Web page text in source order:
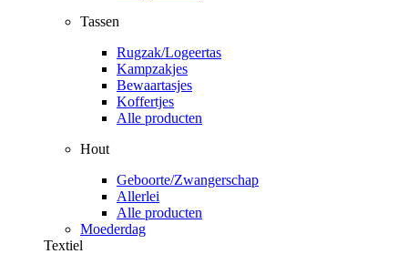
Tassen
Rugzak/Logeertas
Kampzakjes
Bewaartasjes
Koffertjes
Alle producten
Hout
Geboorte/Zwangerschap
Allerlei
Alle producten
Moederdag
Textiel